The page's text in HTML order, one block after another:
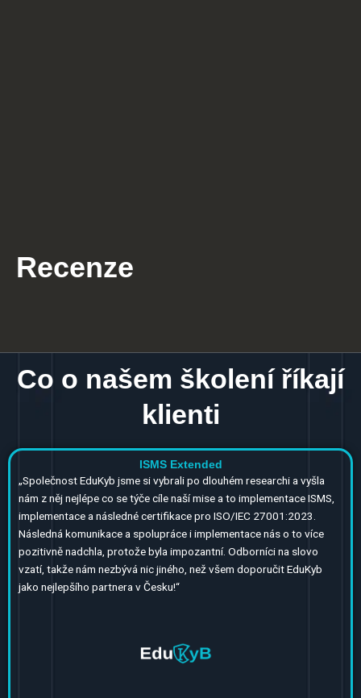
Recenze
Co o našem školení říkají
klienti
ISMS Extended
„Společnost EduKyb jsme si vybrali po dlouhém researchi a vyšla
nám z něj nejlépe co se týče cíle naší mise a to implementace ISMS,
implementace a následné certifikace pro ISO/IEC 27001:2023.
Následná komunikace a spolupráce i implementace nás o to více
pozitivně nadchla, protože byla impozantní. Odborníci na slovo
vzatí, takže nám nezbývá nic jiného, než všem doporučit EduKyb
jako nejlepšího partnera v Česku!“